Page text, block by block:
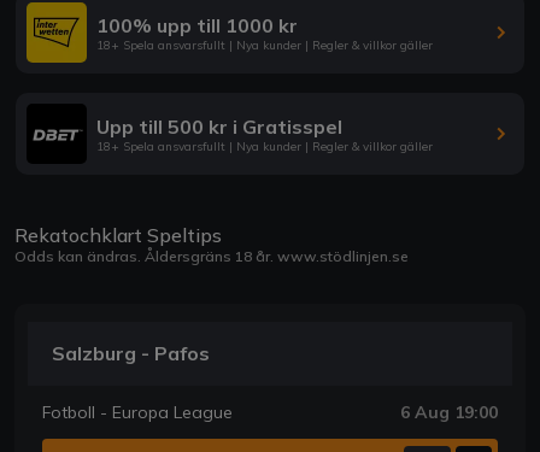
100% upp till 1000 kr
18+ Spela ansvarsfullt | Nya kunder | Regler & villkor gäller
Upp till 500 kr i Gratisspel
18+ Spela ansvarsfullt | Nya kunder | Regler & villkor gäller
Rekatochklart Speltips
Odds kan ändras. Åldersgräns 18 år. www.stödlinjen.se
Salzburg - Pafos
Fotboll - Europa League 6 Aug 19:00